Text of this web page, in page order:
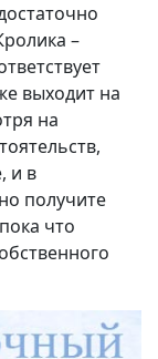
–
выходит на
на
и в
получите
что